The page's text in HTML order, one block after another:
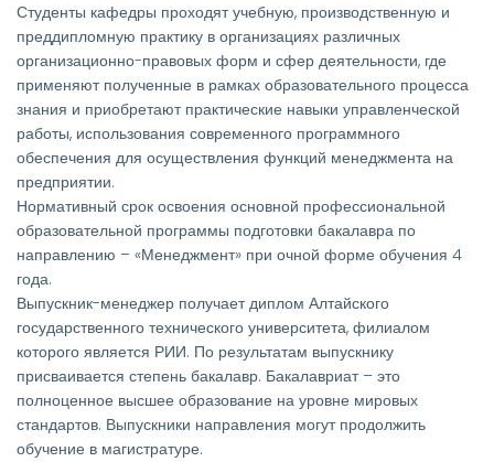
Студенты кафедры проходят учебную, производственную и
преддипломную практику в организациях различных
организационно-правовых форм и сфер деятельности, где
применяют полученные в рамках образовательного процесса
знания и приобретают практические навыки управленческой
работы, использования современного программного
обеспечения для осуществления функций менеджмента на
предприятии.
Нормативный срок освоения основной профессиональной
образовательной программы подготовки бакалавра по
направлению – «Менеджмент» при очной форме обучения 4
года.
Выпускник-менеджер получает диплом Алтайского
государственного технического университета, филиалом
которого является РИИ. По результатам выпускнику
присваивается степень бакалавр. Бакалавриат – это
полноценное высшее образование на уровне мировых
стандартов. Выпускники направления могут продолжить
обучение в магистратуре.